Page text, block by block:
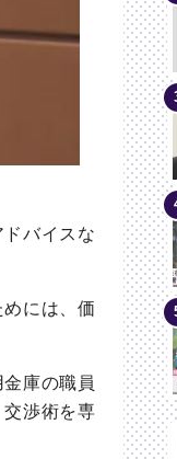
バイスな
には、価
庫の職員
渉術を専